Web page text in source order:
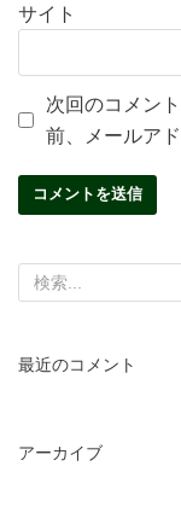
サイト
次回のコメン
前、メールア
最近のコメント
アーカイブ